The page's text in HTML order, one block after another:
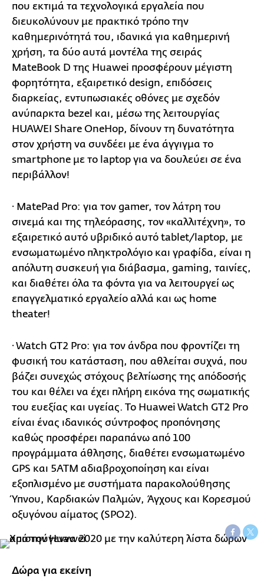
που εκτιμά τα τεχνολογικά εργαλεία που
διευκολύνουν με πρακτικό τρόπο την
καθημερινότητά του, ιδανικά για καθημερινή
χρήση, τα δύο αυτά μοντέλα της σειράς
MateBook D της Huawei προσφέρουν μέγιστη
φορητότητα, εξαιρετικό design, επιδόσεις
διαρκείας, εντυπωσιακές οθόνες με σχεδόν
ανύπαρκτα bezel και, μέσω της λειτουργίας
HUAWEI Share OneHop, δίνουν τη δυνατότητα
στον χρήστη να συνδέει με ένα άγγιγμα το
smartphone με το laptop για να δουλεύει σε ένα
περιβάλλον!
· MatePad Pro: για τον gamer, τον λάτρη του
σινεμά και της τηλεόρασης, τον «καλλιτέχνη», το
εξαιρετικό αυτό υβριδικό αυτό tablet/laptop, με
ενσωματωμένο πληκτρολόγιο και γραφίδα, είναι η
απόλυτη συσκευή για διάβασμα, gaming, ταινίες,
και διαθέτει όλα τα φόντα για να λειτουργεί ως
επαγγελματικό εργαλείο αλλά και ως home
theater!
· Watch GT2 Pro: για τον άνδρα που φροντίζει τη
φυσική του κατάσταση, που αθλείται συχνά, που
βάζει συνεχώς στόχους βελτίωσης της απόδοσής
του και θέλει να έχει πλήρη εικόνα της σωματικής
του ευεξίας και υγείας. Το Huawei Watch GT2 Pro
είναι ένας ιδανικός σύντροφος προπόνησης
καθώς προσφέρει παραπάνω από 100
προγράμματα άθλησης, διαθέτει ενσωματωμένο
GPS και 5ΑΤΜ αδιαβροχοποίηση και είναι
εξοπλισμένο με συστήματα παρακολούθησης
Ύπνου, Καρδιακών Παλμών, Άγχους και Κορεσμού
οξυγόνου αίματος (SPO2).
Δώρα για εκείνη